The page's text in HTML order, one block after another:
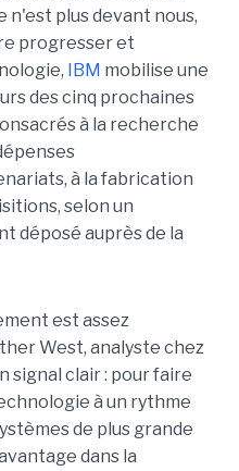
n'est plus devant nous,
progresser et
IBM mobilise une
des cinq prochaines
à la recherche
à la fabrication
selon un
déposé auprès de la
est assez
West, analyste chez
signal clair : pour faire
à un rythme
de plus grande
dans la